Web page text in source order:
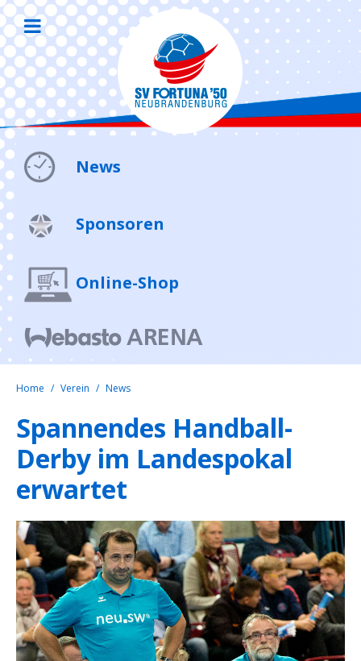
News
Sponsoren
Online-Shop
Home Verein News
Spannendes Handball-
Derby im Landespokal
erwartet